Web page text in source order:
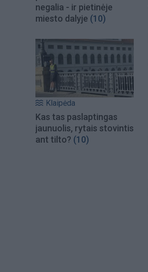
negalia - ir pietinėje
miesto dalyje (10)
Klaipėda
Kas tas paslaptingas
jaunuolis, rytais stovintis
ant tilto? (10)